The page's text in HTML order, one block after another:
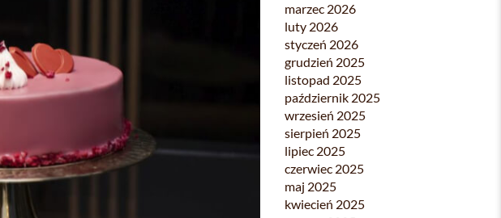
marzec 2026
luty 2026
styczeń 2026
grudzień 2025
listopad 2025
październik 2025
wrzesień 2025
sierpień 2025
lipiec 2025
czerwiec 2025
maj 2025
kwiecień 2025